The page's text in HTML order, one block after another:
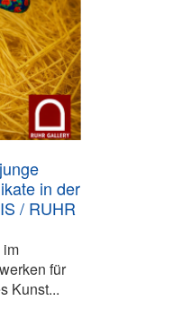
in der
/ RUHR
im
für
Kunst...